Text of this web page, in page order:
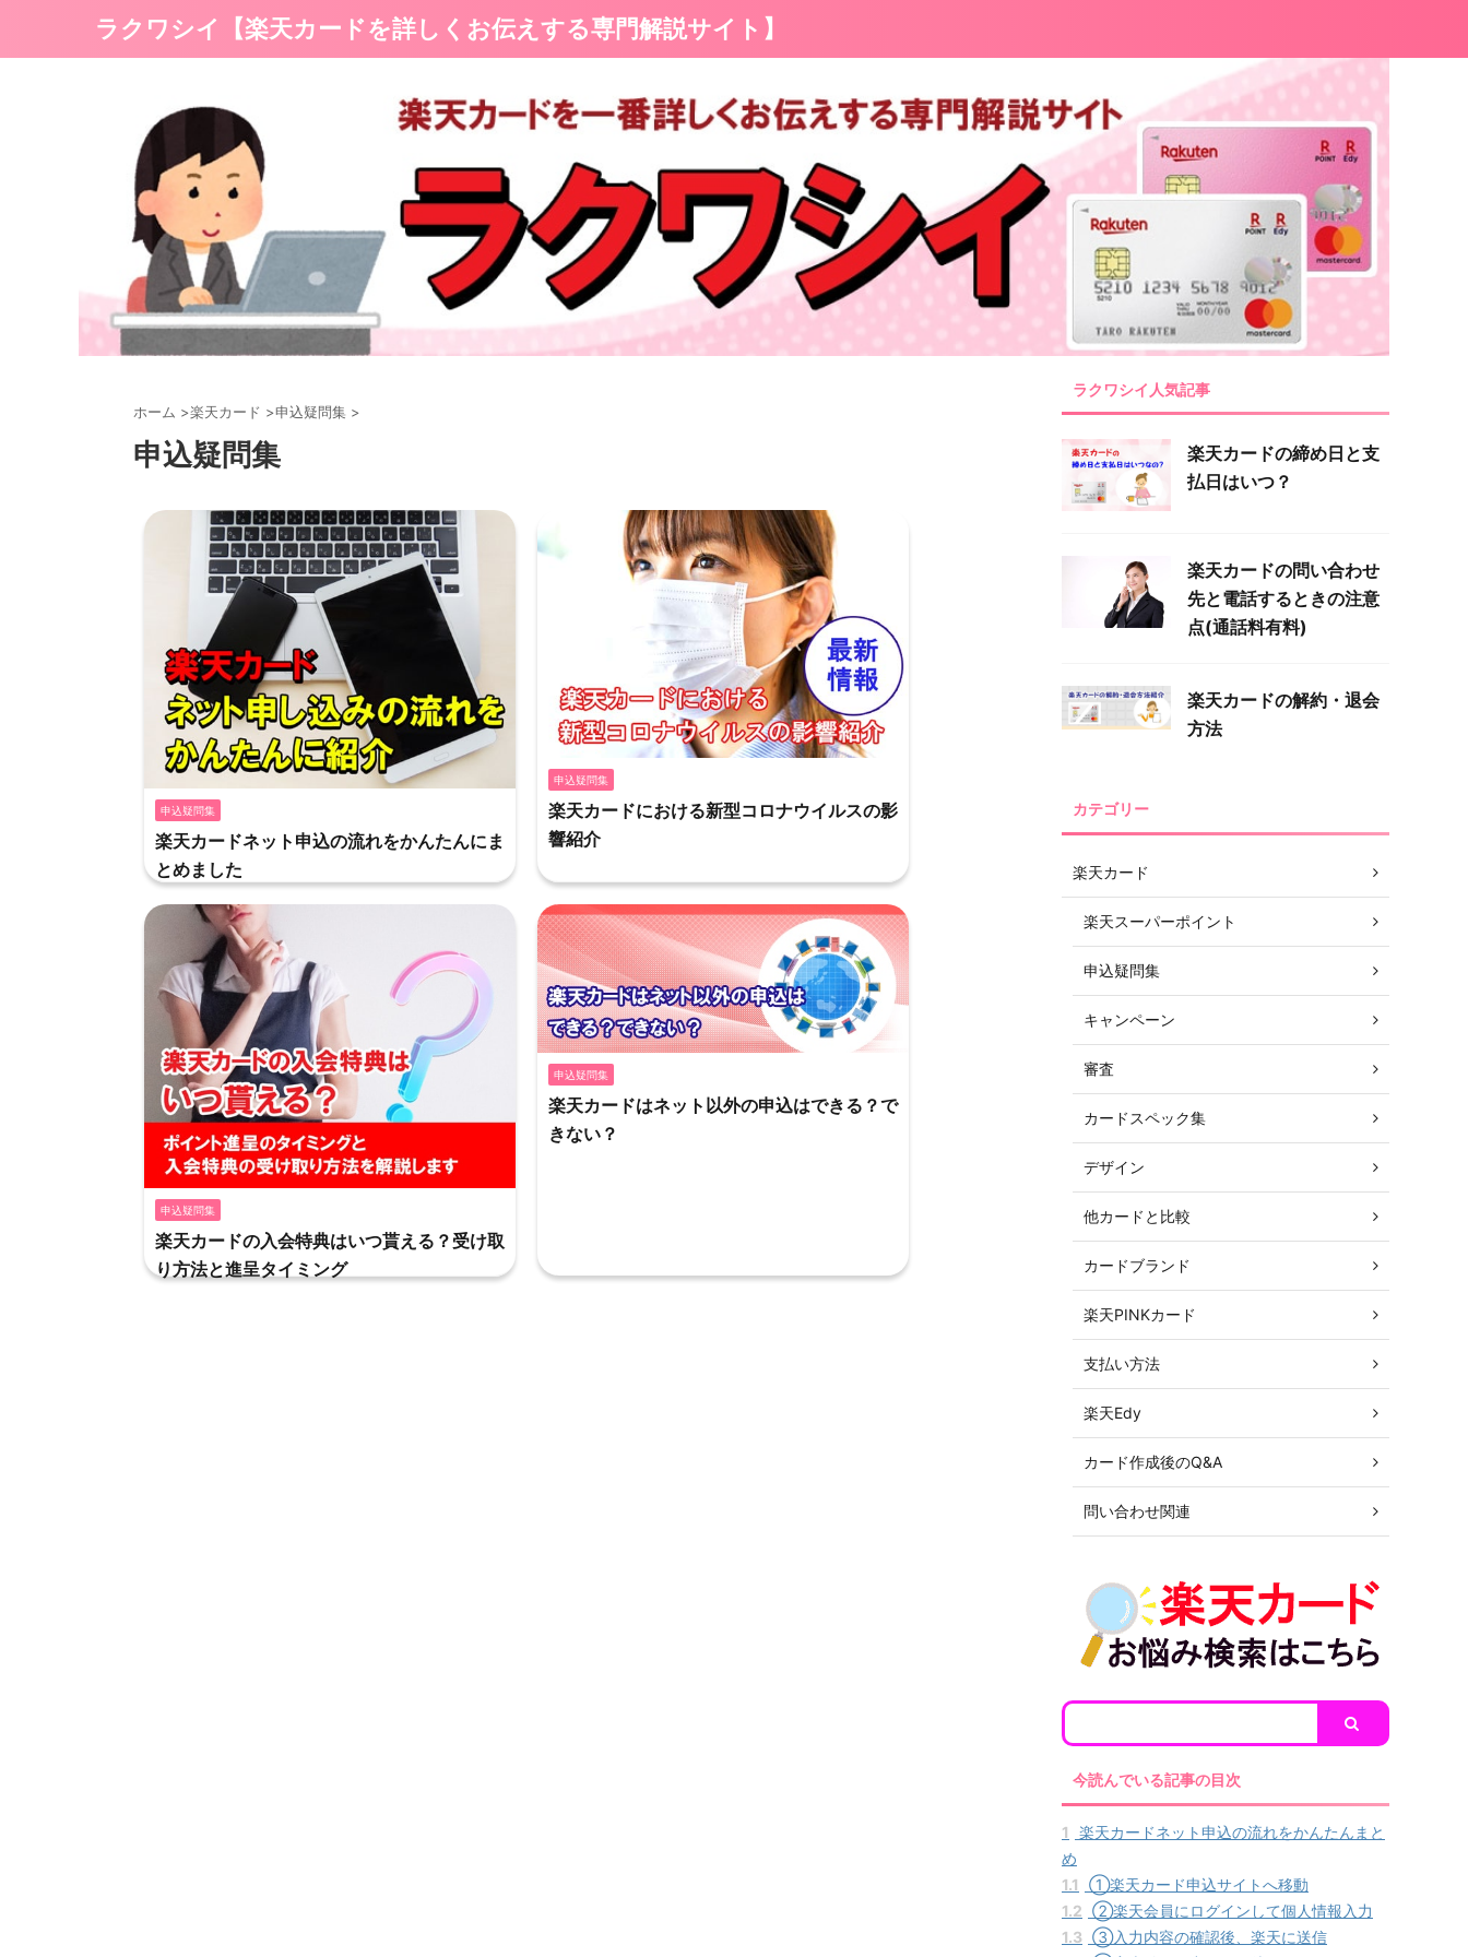
ラクワシイ【楽天カードを詳しくお伝えする専門解説サイト】
ホーム >楽天カード >申込疑問集 >
申込疑問集
申込疑問集
楽天カードネット申込の流れをかんたんにま
とめました
申込疑問集
楽天カードにおける新型コロナウイルスの影
響紹介
申込疑問集
楽天カードの入会特典はいつ貰える？受け取
り方法と進呈タイミング
申込疑問集
楽天カードはネット以外の申込はできる？で
きない？
ラクワシイ人気記事
楽天カードの締め日と支
払日はいつ？
楽天カードの問い合わせ
先と電話するときの注意
点(通話料有料)
楽天カードの解約・退会
方法
カテゴリー
楽天カード
楽天スーパーポイント
申込疑問集
キャンペーン
審査
カードスペック集
デザイン
他カードと比較
カードブランド
楽天PINKカード
支払い方法
楽天Edy
カード作成後のQ&A
問い合わせ関連
今読んでいる記事の目次
1
楽天カードネット申込の流れをかんたんまと
め
1.1
①楽天カード申込サイトへ移動
1.2 ②楽天会員にログインして個人情報入力
1.3 ③入力内容の確認後、楽天に送信